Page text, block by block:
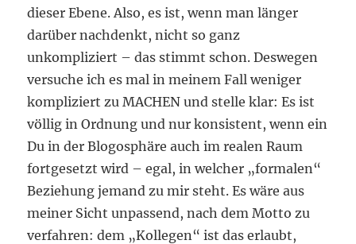
dieser Ebene. Also, es ist, wenn man länger
darüber nachdenkt, nicht so ganz
unkompliziert – das stimmt schon. Deswegen
versuche ich es mal in meinem Fall weniger
kompliziert zu MACHEN und stelle klar: Es ist
völlig in Ordnung und nur konsistent, wenn ein
Du in der Blogosphäre auch im realen Raum
fortgesetzt wird – egal, in welcher „formalen“
Beziehung jemand zu mir steht. Es wäre aus
meiner Sicht unpassend, nach dem Motto zu
verfahren: dem „Kollegen“ ist das erlaubt,